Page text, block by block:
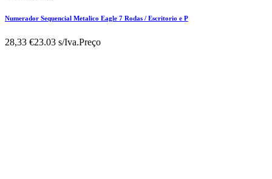
Numerador Sequencial Metalico Eagle 7 Rodas / Escritorio e P
28,33 €23.03 s/Iva.Preço